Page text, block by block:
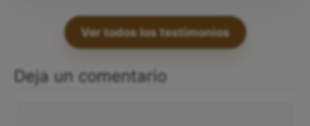
Ver todos los testimonios
Deja un comentario